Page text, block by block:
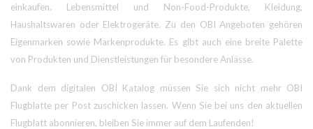
einkaufen. Lebensmittel und Non-Food-Produkte, Kleidung,
Haushaltswaren oder Elektrogeräte. Zu den OBI Angeboten gehören
Eigenmarken sowie Markenprodukte. Es gibt auch eine breite Palette
von Produkten und Dienstleistungen für besondere Anlässe.
Dank dem digitalen OBI Katalog müssen Sie sich nicht mehr OBI
Flugblatte per Post zuschicken lassen. Wenn Sie bei uns den aktuellen
Flugblatt abonnieren, bleiben Sie immer auf dem Laufenden!